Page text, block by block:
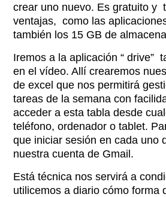
crear uno nuevo. Es gratuito y
ventajas, como las
también los 15 GB de
Iremos a la aplicación “ drive”
en el vídeo. Allí crearemos
de excel que nos permitirá
tareas de la semana con
acceder a esta tabla desde
teléfono, ordenador o tablet.
que iniciar sesión en cada uno
nuestra cuenta de Gmail.
Está técnica nos servirá a
utilicemos a diario cómo forma